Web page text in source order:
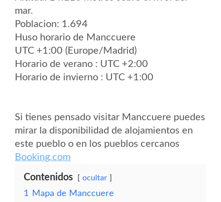
mar.
Poblacion: 1.694
Huso horario de Manccuere
UTC +1:00 (Europe/Madrid)
Horario de verano : UTC +2:00
Horario de invierno : UTC +1:00
Si tienes pensado visitar Manccuere puedes
mirar la disponibilidad de alojamientos en
este pueblo o en los pueblos cercanos
Booking.com
Contenidos ocultar
1
Mapa de Manccuere